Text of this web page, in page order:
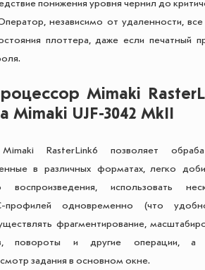
понижения уровня чернил до
независимо от удаленности,
плоттера, даже если печатный
Mimaki
Mimaki UJF-3042 MkII
RasterLink6 позволяет
в различных форматах, легко
воспроизведения, использовать
профилей одновременно (что
фрагментирование,
повороты и другие операции, а
задания в основном окне.